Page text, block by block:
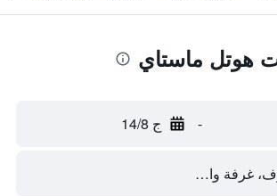
هوتل ماستاي
- ج 14/8